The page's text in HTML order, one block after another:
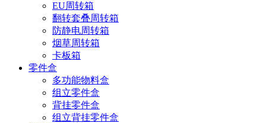
EU周转箱
翻转套叠周转箱
防静电周转箱
烟草周转箱
卡板箱
零件盒
多功能物料盒
组立零件盒
背挂零件盒
组立背挂零件盒